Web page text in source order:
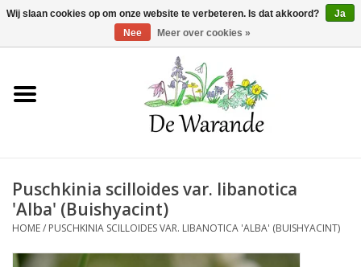
Winkelwagen >0 Artikelen - €0,00
Home
Voorjaarsbloeiers
Puschkinia scilloides var. libanotica
'Alba' (Buishyacint)
HOME/ PUSCHKINIA SCILLOIDES VAR. LIBANOTICA 'ALBA' (BUISHYACINT)
Wij slaan cookies op om onze website te verbeteren. Is dat akkoord?
Ja
Nee
Meer over cookies »